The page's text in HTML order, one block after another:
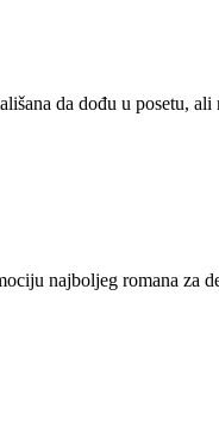
da dođu u posetu,
najboljeg romana za